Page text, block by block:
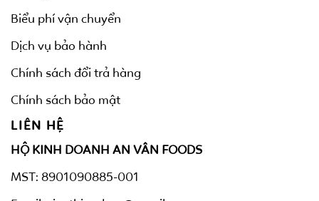
Biểu phí vận chuyển
Dịch vụ bảo hành
Chính sách đổi trả hàng
Chính sách bảo mật
LIÊN HỆ
HỘ KINH DOANH AN VÂN FOODS
MST: 8901090885-001